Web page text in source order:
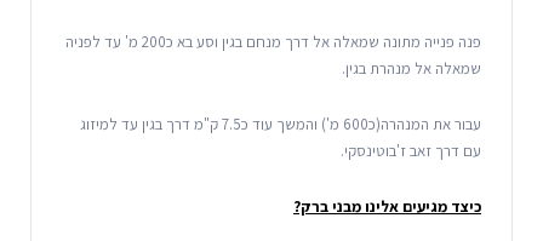
פנה פנייה מתונה שמאלה אל דרך מנחם בגין וסע בא כ200 מ' עד לפניה
שמאלה אל מנהרת בגין.
עבור את המנהרה(כ600 מ') והמשך עוד כ7.5 ק"מ דרך בגין עד למיזוג
עם דרך זאב ז'בוטינסקי.
כיצד מגיעים אלינו מבני ברק?